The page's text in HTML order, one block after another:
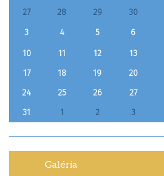
27
28 29 30
3
4 5 6
10 11 12 13
17
18 19 20
24
25 26 27
31
1 2 3
Galéria